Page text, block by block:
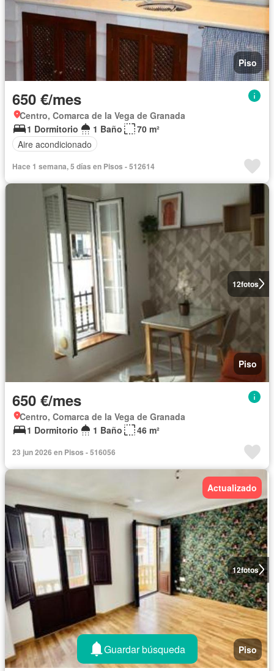
Piso
650 €/mes
Centro, Comarca de la Vega de Granada
1 Dormitorio
1 Baño
70 m²
Aire acondicionado
Hace 1 semana, 5 días en Pisos - 512614
12fotos
Piso
650 €/mes
Centro, Comarca de la Vega de Granada
1 Dormitorio
1 Baño 46 m²
23 jun 2026 en Pisos - 516056
12fotos
Actualizado
Piso
Guardar búsqueda